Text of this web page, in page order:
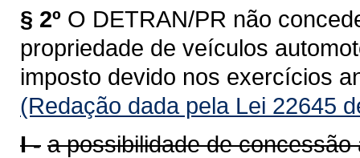
§ 2º O DETRAN/PR não
propriedade de veículos
imposto devido nos exercícios
(Redação dada pela Lei 22645
I - a possibilidade de